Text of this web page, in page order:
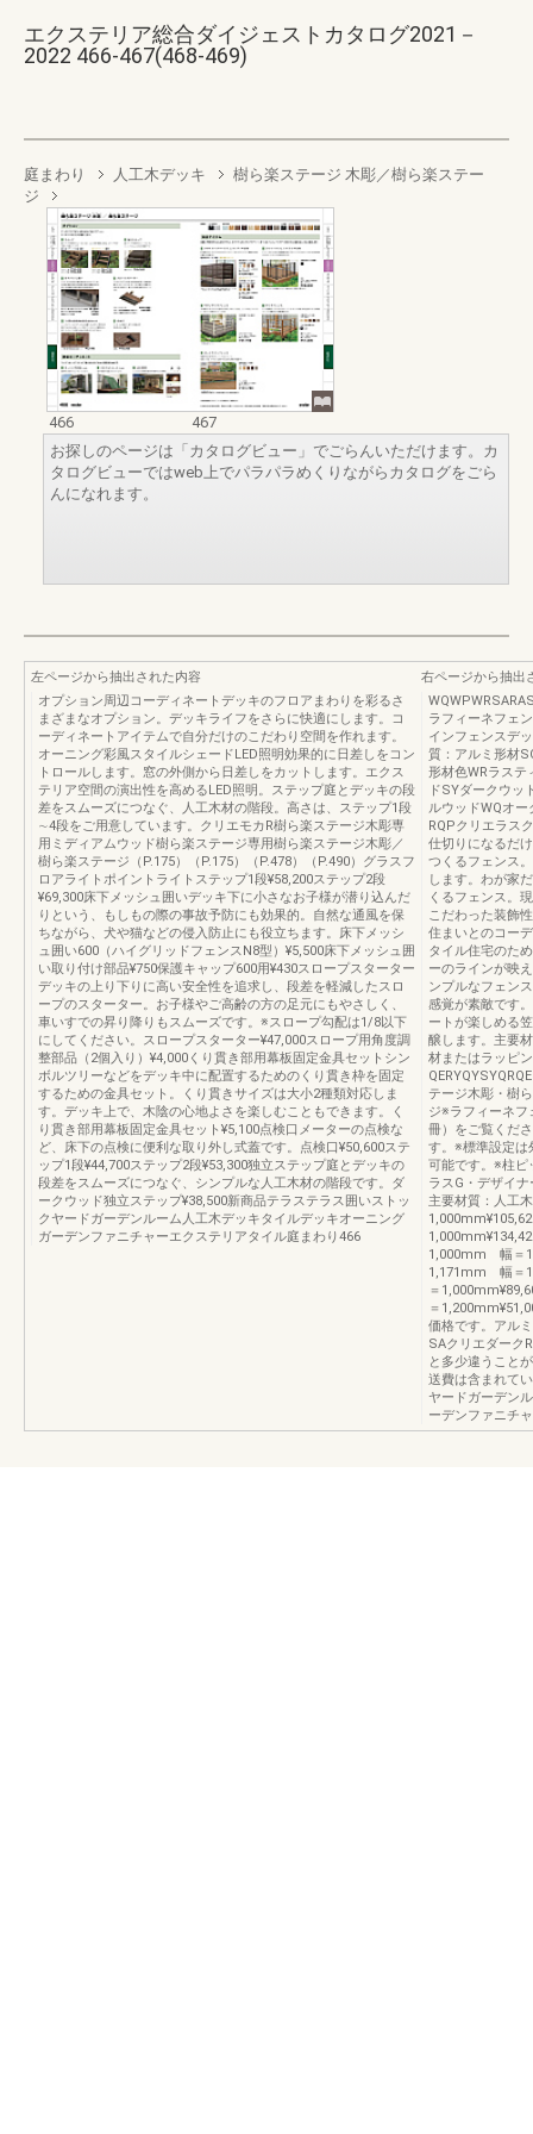
エクステリア総合ダイジェストカタログ2021－
2022 466-467(468-469)
庭まわり 人工木デッキ
樹ら楽ステージ 木彫／樹ら楽ステー
ジ
466
467
お探しのページは「カタログビュー」でごらんいただけます。カ
タログビューではweb上でパラパラめくりながらカタログをごら
んになれます。
左ページから抽出された内容
オプション周辺コーディネートデッキのフロアまわりを彩るさ
まざまなオプション。デッキライフをさらに快適にします。コ
ーディネートアイテムで自分だけのこだわり空間を作れます。
オーニング彩風スタイルシェードLED照明効果的に日差しをコン
トロールします。窓の外側から日差しをカットします。エクス
テリア空間の演出性を高めるLED照明。ステップ庭とデッキの段
差をスムーズにつなぐ、人工木材の階段。高さは、ステップ1段
∼4段をご用意しています。クリエモカR樹ら楽ステージ木彫専
用ミディアムウッド樹ら楽ステージ専用樹ら楽ステージ木彫／
樹ら楽ステージ（P.175）（P.175）（P.478）（P.490）グラスフ
ロアライトポイントライトステップ1段¥58,200ステップ2段
¥69,300床下メッシュ囲いデッキ下に小さなお子様が潜り込んだ
りという、もしもの際の事故予防にも効果的。自然な通風を保
ちながら、犬や猫などの侵入防止にも役立ちます。床下メッシ
ュ囲い600（ハイグリッドフェンスN8型）¥5,500床下メッシュ囲
い取り付け部品¥750保護キャップ600用¥430スロープスターター
デッキの上り下りに高い安全性を追求し、段差を軽減したスロ
ープのスターター。お子様やご高齢の方の足元にもやさしく、
車いすでの昇り降りもスムーズです。※スロープ勾配は1/8以下
にしてください。スロープスターター¥47,000スロープ用角度調
整部品（2個入り）¥4,000くり貫き部用幕板固定金具セットシン
ボルツリーなどをデッキ中に配置するためのくり貫き枠を固定
するための金具セット。くり貫きサイズは大小2種類対応しま
す。デッキ上で、木陰の心地よさを楽しむこともできます。く
り貫き部用幕板固定金具セット¥5,100点検口メーターの点検な
ど、床下の点検に便利な取り外し式蓋です。点検口¥50,600ステ
ップ1段¥44,700ステップ2段¥53,300独立ステップ庭とデッキの
段差をスムーズにつなぐ、シンプルな人工木材の階段です。ダ
ークウッド独立ステップ¥38,500新商品テラステラス囲いストッ
クヤードガーデンルーム人工木デッキタイルデッキオーニング
ガーデンファニチャーエクステリアタイル庭まわり466
右ページから抽出
ラフィーネフェ
インフェンスデ
質：アルミ形材
形材色WRラステ
ドSYダークウッ
ルウッドWQオ
RQPクリエラス
仕切りになるだ
つくるフェンス
します。わが家
くるフェンス。
こだわった装飾
住まいとのコー
タイル住宅のた
ーのラインが映
ンプルなフェン
感覚が素敵です
ートが楽しめる
醸します。主要
材またはラッピ
テージ木彫・樹
ジ※ラフィーネフ
冊）をご覧くだ
す。※標準設定は
可能です。※柱ピ
ラスG・デザイ
主要材質：人工
1,000mm 幅＝
1,171mm 幅＝
＝
＝
価格です。アル
SAクリエダーク
と多少違うこと
送費は含まれて
ヤードガーデン
ーデンファニチ